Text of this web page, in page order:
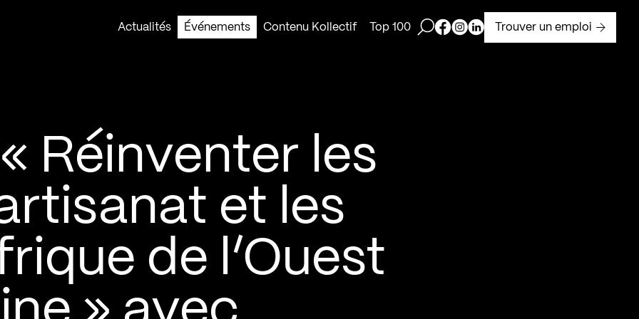
Actualités
Événements Contenu Kollectif Top 100 Ouvrir la barre de recherche
Page Facebook de Kollectif
Page Instagram de Kollectif
Page Linkedin de Kollectif
Trouver un emploi
Réinventer les
et les
de l’Ouest